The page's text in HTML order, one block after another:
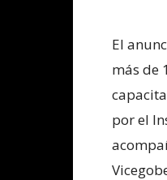
El
más de
por el